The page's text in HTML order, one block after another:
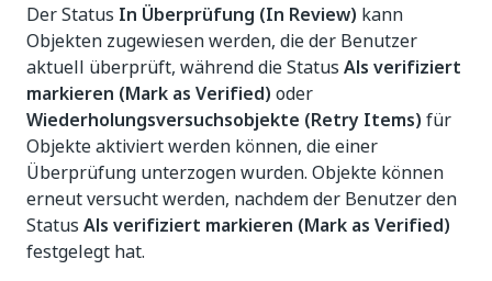
Der Status In Überprüfung (In Review) kann
Objekten zugewiesen werden, die der Benutzer
aktuell überprüft, während die Status Als verifiziert
markieren (Mark as Verified) oder
Wiederholungsversuchsobjekte (Retry Items) für
Objekte aktiviert werden können, die einer
Überprüfung unterzogen wurden. Objekte können
erneut versucht werden, nachdem der Benutzer den
Status Als verifiziert markieren (Mark as Verified)
festgelegt hat.